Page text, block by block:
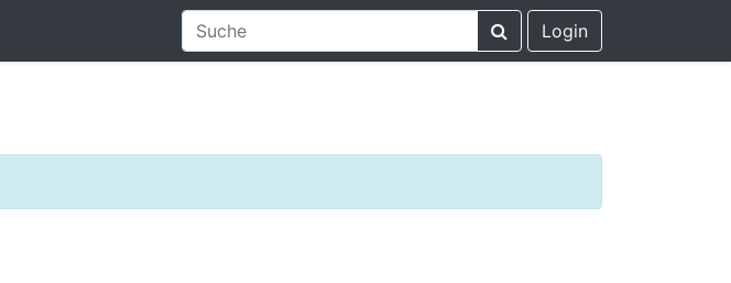
Login